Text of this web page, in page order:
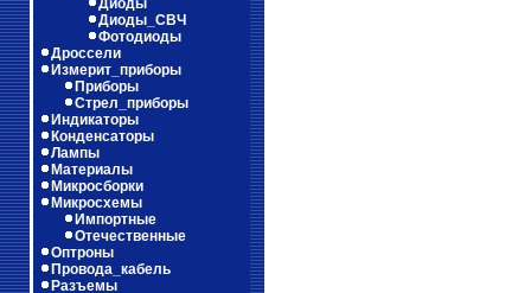
Диоды
Диоды_СВЧ
Фотодиоды
Дроссели
Измерит_приборы
Приборы
Стрел_приборы
Индикаторы
Конденсаторы
Лампы
Материалы
Микросборки
Микросхемы
Импортные
Отечественные
Оптроны
Провода_кабель
Разъемы